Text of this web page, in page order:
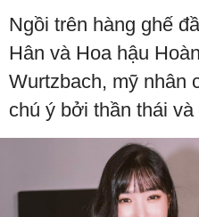
Ngồi trên hàng ghế
Hân và Hoa hậu
Wurtzbach, mỹ nhân
chú ý bởi thần thái và